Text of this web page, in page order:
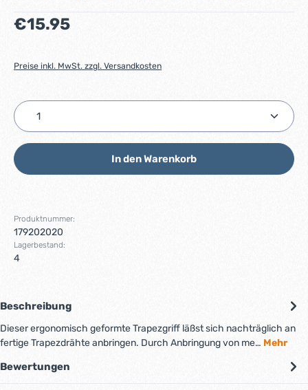
Regulärer Preis:
€15.95
Preise inkl. MwSt. zzgl. Versandkosten
Produkt Anzahl: Gib den gewünschten Wert ein
In den Warenkorb
Produktnummer:
179202020
Lagerbestand:
4
Beschreibung
Dieser ergonomisch geformte Trapezgriff läßst sich nachträglich an
fertige Trapezdrähte anbringen. Durch Anbringung von me… Mehr
Bewertungen